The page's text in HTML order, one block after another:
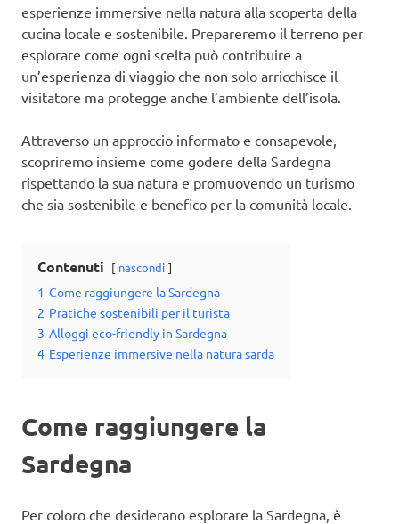
esperienze immersive nella natura alla scoperta della
cucina locale e sostenibile. Prepareremo il terreno per
esplorare come ogni scelta può contribuire a
un’esperienza di viaggio che non solo arricchisce il
visitatore ma protegge anche l’ambiente dell’isola.
Attraverso un approccio informato e consapevole,
scopriremo insieme come godere della Sardegna
rispettando la sua natura e promuovendo un turismo
che sia sostenibile e benefico per la comunità locale.
Contenuti nascondi
1 Come raggiungere la Sardegna
2 Pratiche sostenibili per il turista
3 Alloggi eco-friendly in Sardegna
4 Esperienze immersive nella natura sarda
Come raggiungere la
Sardegna
Per coloro che desiderano esplorare la Sardegna, è